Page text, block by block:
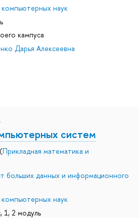
компьютерных наук
кампуса
Дарья Алексеевна
систем
Прикладная математика и
больших данных и информационного
компьютерных наук
1, 2 модуль